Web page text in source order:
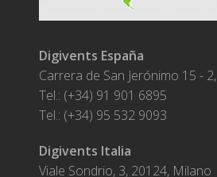
Digivents España
Carrera de San Jerónimo 15 -
Tel.: (+34) 91 901 6895
Tel.: (+34) 95 532 9093
Digivents Italia
Viale Sondrio, 3, 20124, Milano